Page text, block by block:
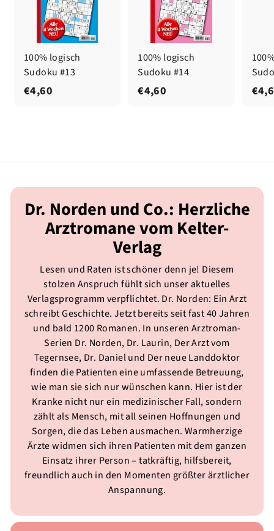
100% logisch
Sudoku #13
€4,60
100% logisch
Sudoku #14
€4,60
Dr. Norden und Co.: Herzliche
Arztromane vom Kelter-
Verlag
Lesen und Raten ist schöner denn je! Diesem
stolzen Anspruch fühlt sich unser aktuelles
Verlagsprogramm verpflichtet. Dr. Norden: Ein Arzt
schreibt Geschichte. Jetzt bereits seit fast 40 Jahren
und bald 1200 Romanen. In unseren Arztroman-
Serien Dr. Norden, Dr. Laurin, Der Arzt vom
Tegernsee, Dr. Daniel und Der neue Landdoktor
finden die Patienten eine umfassende Betreuung,
wie man sie sich nur wünschen kann. Hier ist der
Kranke nicht nur ein medizinischer Fall, sondern
zählt als Mensch, mit all seinen Hoffnungen und
Sorgen, die das Leben ausmachen. Warmherzige
Ärzte widmen sich ihren Patienten mit dem ganzen
Einsatz ihrer Person – tatkräftig, hilfsbereit,
freundlich auch in den Momenten größter ärztlicher
Anspannung.